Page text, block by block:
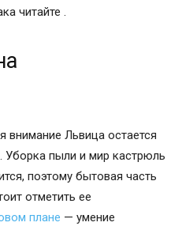
читайте .
Львица остается
Уборка пыли и мир кастрюль
поэтому бытовая часть
отметить ее
плане — умение